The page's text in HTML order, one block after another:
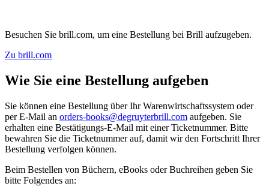
Besuchen Sie brill.com, um eine Bestellung bei Brill aufzugeben.
Zu brill.com
Wie Sie eine Bestellung aufgeben
Sie können eine Bestellung über Ihr Warenwirtschaftssystem oder
per E-Mail an orders-books@degruyterbrill.com aufgeben. Sie
erhalten eine Bestätigungs-E-Mail mit einer Ticketnummer. Bitte
bewahren Sie die Ticketnummer auf, damit wir den Fortschritt Ihrer
Bestellung verfolgen können.
Beim Bestellen von Büchern, eBooks oder Buchreihen geben Sie
bitte Folgendes an: